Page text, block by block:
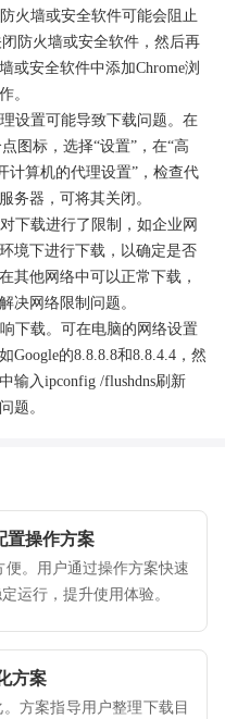
火墙或安全软件可能会阻止
防火墙或安全软件，然后再
或安全软件中添加Chrome浏
。
设置可能导致下载问题。在
图标，选择“设置”，在“高
计算机的代理设置”，检查代
务器，可将其关闭。
下载进行了限制，如企业网
境下进行下载，以确定是否
其他网络中可以正常下载，
决网络限制问题。
下载。可在电脑的网络设置
Google的8.8.8.8和8.8.4.4，然
输入ipconfig /flushdns刷新
题。
置操作方案
便。用户通过操作方案快速
运行，提升使用体验。
方案
方案指导用户整理下载目